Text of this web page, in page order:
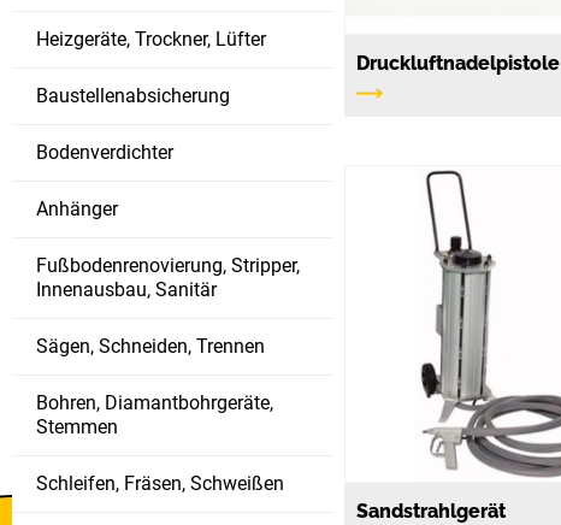
Heizgeräte, Trockner, Lüfter
Baustellenabsicherung
Bodenverdichter
Anhänger
Fußbodenrenovierung, Stripper,
Innenausbau, Sanitär
Sägen, Schneiden, Trennen
Bohren, Diamantbohrgeräte,
Stemmen
Schleifen, Fräsen, Schweißen
Druckluftnadelpistole
Sandstrahlgerät